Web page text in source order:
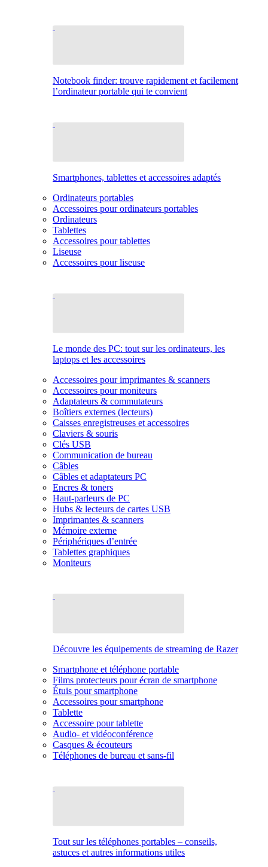
Notebook finder: trouve rapidement et facilement
l’ordinateur portable qui te convient
Smartphones, tablettes et accessoires adaptés
Ordinateurs portables
Accessoires pour ordinateurs portables
Ordinateurs
Tablettes
Accessoires pour tablettes
Liseuse
Accessoires pour liseuse
Le monde des PC: tout sur les ordinateurs, les
laptops et les accessoires
Accessoires pour imprimantes & scanners
Accessoires pour moniteurs
Adaptateurs & commutateurs
Boîtiers externes (lecteurs)
Caisses enregistreuses et accessoires
Claviers & souris
Clés USB
Communication de bureau
Câbles
Câbles et adaptateurs PC
Encres & toners
Haut-parleurs de PC
Hubs & lecteurs de cartes USB
Imprimantes & scanners
Mémoire externe
Périphériques d’entrée
Tablettes graphiques
Moniteurs
Découvre les équipements de streaming de Razer
Smartphone et téléphone portable
Films protecteurs pour écran de smartphone
Étuis pour smartphone
Accessoires pour smartphone
Tablette
Accessoire pour tablette
Audio- et vidéoconférence
Casques & écouteurs
Téléphones de bureau et sans-fil
Tout sur les téléphones portables – conseils,
astuces et autres informations utiles